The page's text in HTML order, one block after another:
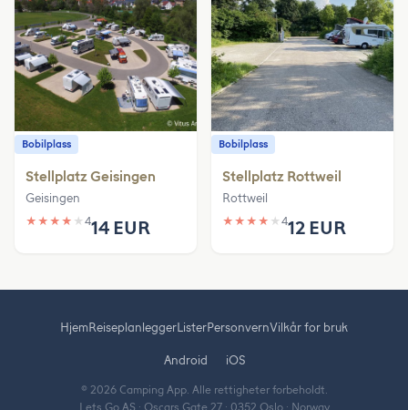
Bobilplass
Stellplatz Geisingen
Geisingen
★ ★ ★ ★ ★ 414 EUR
Bobilplass
Stellplatz Rottweil
Rottweil
★ ★ ★ ★ ★ 412 EUR
HjemReiseplanleggerListerPersonvernVilkår for bruk
Android iOS
© 2026 Camping App. Alle rettigheter forbeholdt.